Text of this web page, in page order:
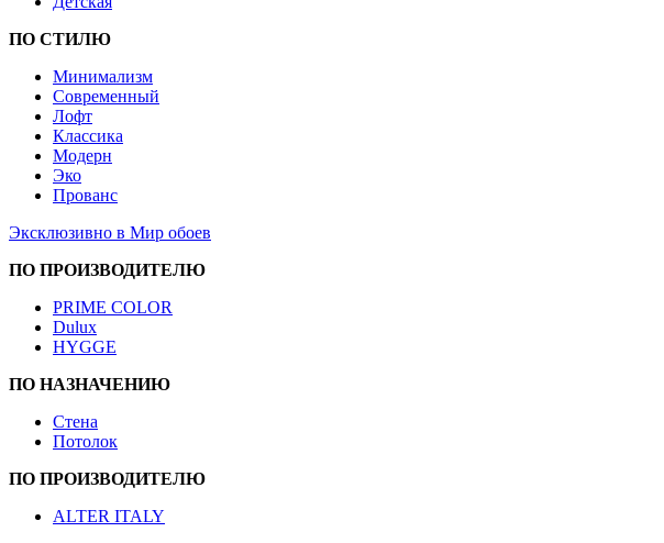
ПО СТИЛЮ
Минимализм
Современный
Лофт
Классика
Модерн
Эко
Прованс
Эксклюзивно в Мир обоев
ПО ПРОИЗВОДИТЕЛЮ
PRIME COLOR
Dulux
HYGGE
ПО НАЗНАЧЕНИЮ
Стена
Потолок
ПО ПРОИЗВОДИТЕЛЮ
ALTER ITALY